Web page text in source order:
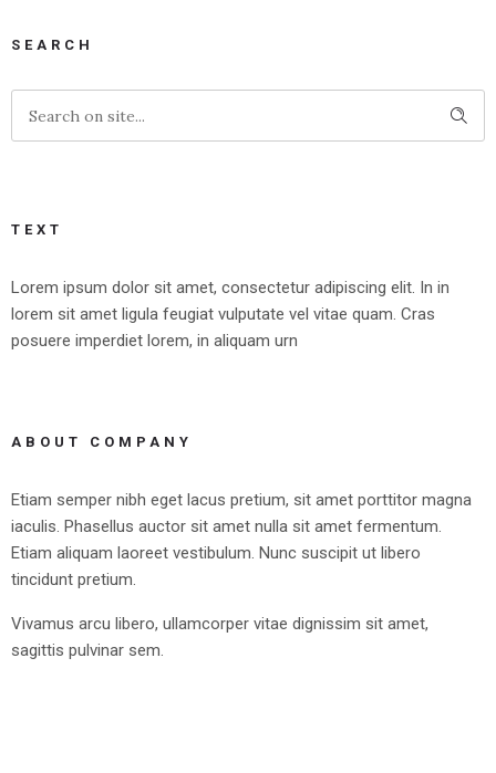
SEARCH
TEXT
Lorem ipsum dolor sit amet, consectetur adipiscing elit. In in
lorem sit amet ligula feugiat vulputate vel vitae quam. Cras
posuere imperdiet lorem, in aliquam urn
ABOUT COMPANY
Etiam semper nibh eget lacus pretium, sit amet porttitor magna
iaculis. Phasellus auctor sit amet nulla sit amet fermentum.
Etiam aliquam laoreet vestibulum. Nunc suscipit ut libero
tincidunt pretium.
Vivamus arcu libero, ullamcorper vitae dignissim sit amet,
sagittis pulvinar sem.